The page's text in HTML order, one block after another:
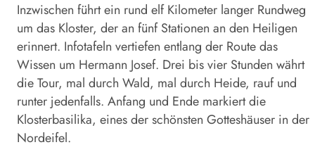
Inzwischen führt ein rund elf Kilometer langer Rundweg
um das Kloster, der an fünf Stationen an den Heiligen
erinnert. Infotafeln vertiefen entlang der Route das
Wissen um Hermann Josef. Drei bis vier Stunden währt
die Tour, mal durch Wald, mal durch Heide, rauf und
runter jedenfalls. Anfang und Ende markiert die
Klosterbasilika, eines der schönsten Gotteshäuser in der
Nordeifel.